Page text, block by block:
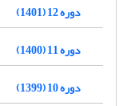
دوره 12 (1401)
دوره 11 (1400)
دوره 10 (1399)